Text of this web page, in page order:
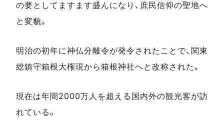
の要としてますます盛んになり、庶民信仰の聖地へ
と変貌。
明治の初年に神仏分離令が発令されたことで、関東
総鎮守箱根大権現から箱根神社へと改称された。
現在は年間2000万人を超える国内外の観光客が訪
れている。